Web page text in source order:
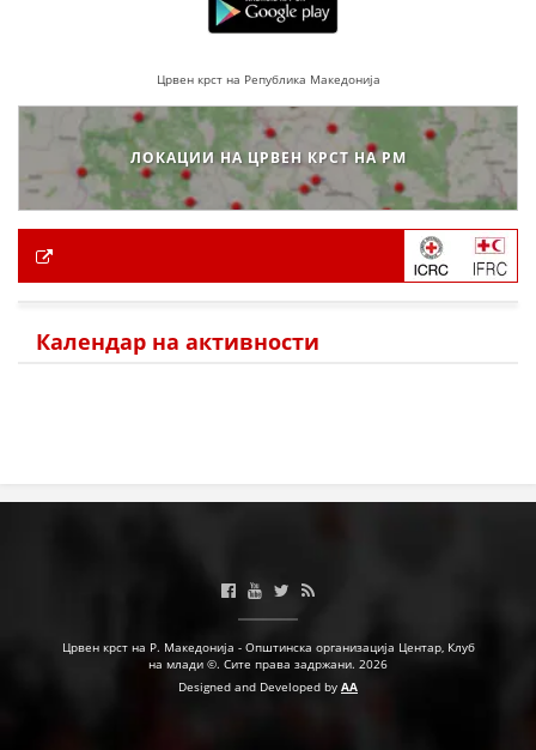
Црвен крст на Република Македонија
ЛОКАЦИИ НА ЦРВЕН КРСТ НА РМ
Календар на активности
Црвен крст на Р. Македонија - Општинска организација Центар, Клуб
на млади ©. Сите права задржани. 2026
Designed and Developed by AA